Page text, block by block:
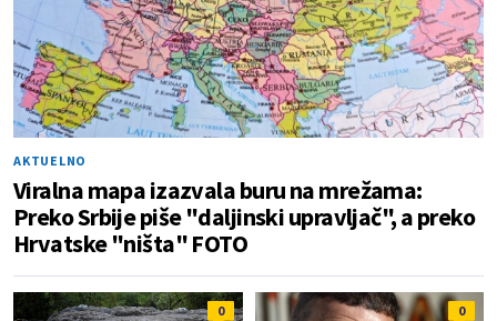
AKTUELNO
Viralna mapa izazvala buru na mrežama:
Preko Srbije piše "daljinski upravljač", a preko
Hrvatske "ništa" FOTO
0 0